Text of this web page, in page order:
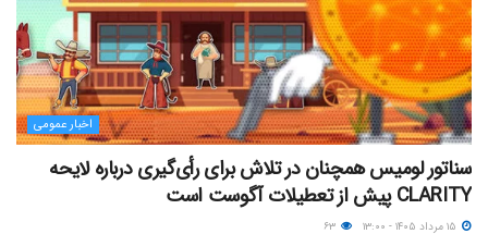
اخبار عمومی
سناتور لومیس همچنان در تلاش برای رأی‌گیری درباره لایحه
CLARITY پیش از تعطیلات آگوست است